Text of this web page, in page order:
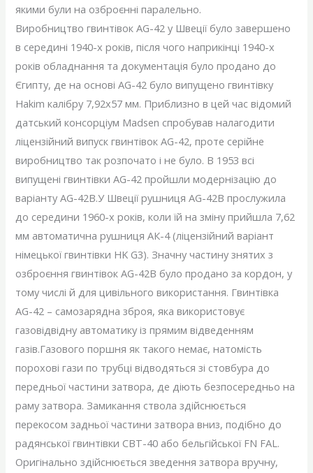
якими були на озброєнні паралельно.
Виробництво гвинтівок AG-42 у Швеції було завершено
в середині 1940-х років, після чого наприкінці 1940-х
років обладнання та документація було продано до
Єгипту, де на основі AG-42 було випущено гвинтівку
Hakim калібру 7,92х57 мм. Приблизно в цей час відомий
датський консорціум Madsen спробував налагодити
ліцензійний випуск гвинтівок AG-42, проте серійне
виробництво так розпочато і не було. В 1953 всі
випущені гвинтівки AG-42 пройшли модернізацію до
варіанту AG-42В.У Швеції рушниця AG-42В прослужила
до середини 1960-х років, коли їй на зміну прийшла 7,62
мм автоматична рушниця АК-4 (ліцензійний варіант
німецької гвинтівки HK G3). Значну частину знятих з
озброєння гвинтівок AG-42В було продано за кордон, у
тому числі й для цивільного використання. Гвинтівка
AG-42 – самозарядна зброя, яка використовує
газовідвідну автоматику із прямим відведенням
газів.Газового поршня як такого немає, натомість
порохові гази по трубці відводяться зі стовбура до
передньої частини затвора, де діють безпосередньо на
раму затвора. Замикання ствола здійснюється
перекосом задньої частини затвора вниз, подібно до
радянської гвинтівки СВТ-40 або бельгійської FN FAL.
Оригінально здійснюється зведення затвора вручну,